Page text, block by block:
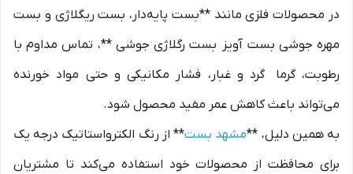
در محصولات فلزی مانند **بست پایه‌دار، بست ریگلاژی و بست
مهره جوشی بست آویز بست رگلاژی جوشی **، تماس مداوم با
رطوبت، گرما گرد و غبار، فشار مکانیکی و حتی مواد خورنده
می‌تواند باعث کاهش عمر مفید محصول شود.
به همین دلیل، **مشهد بست** از رنگ الکترواستاتیک درجه یک
برای محافظت از محصولات خود استفاده می‌کند تا مشتریان